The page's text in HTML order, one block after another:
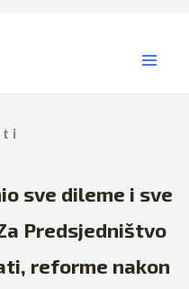
sve dileme i sve
Predsjedništvo
reforme nakon